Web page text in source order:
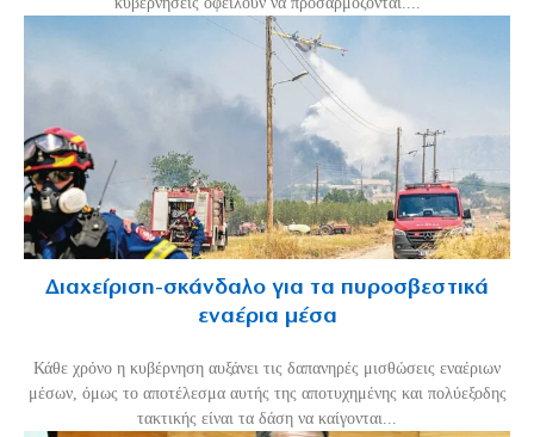
Διαχείριση-σκάνδαλο για τα πυροσβεστικά
εναέρια μέσα
Κάθε χρόνο η κυβέρνηση αυξάνει τις δαπανηρές μισθώσεις εναέριων
μέσων, όμως το αποτέλεσμα αυτής της αποτυχημένης και πολύεξοδης
τακτικής είναι τα δάση να καίγονται...